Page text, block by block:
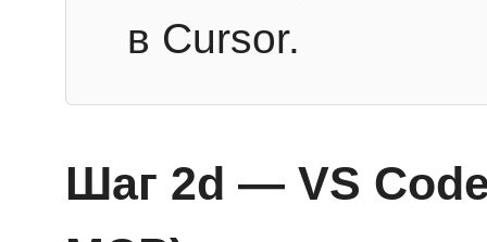
в Cursor.
Шаг 2d — VS